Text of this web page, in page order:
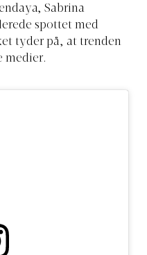
Sabrina
spottet med
tyder på, at trenden
medier.